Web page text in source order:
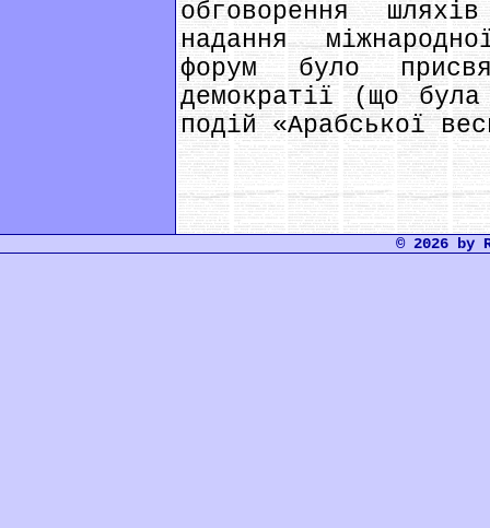
обговорення
надання
форум було
демократії (що була
подій «Арабської
© 2026 by